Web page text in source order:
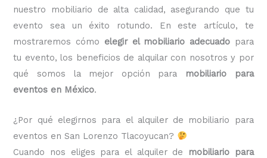
nuestro mobiliario de alta calidad, asegurando que tu
evento sea un éxito rotundo. En este artículo, te
mostraremos cómo elegir el mobiliario adecuadopara
tu evento, los beneficios de alquilar con nosotros y por
qué somos la mejor opción para
mobiliario para
eventos en México.
¿Por qué elegirnos para el alquiler de mobiliario para
eventos en San Lorenzo Tlacoyucan?
Cuando nos eliges para el alquiler de
mobiliario para